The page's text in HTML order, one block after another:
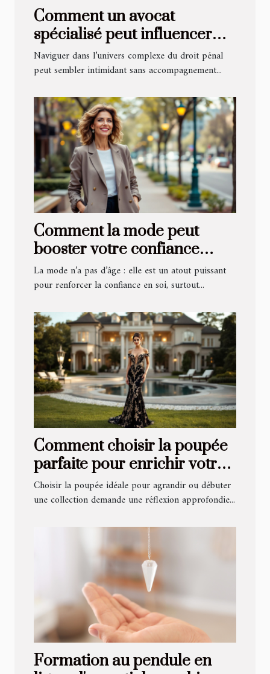
Comment un avocat
spécialisé peut influencer
l'issue de votre procès pénal
?
Naviguer dans l’univers complexe du droit pénal
peut sembler intimidant sans accompagnement...
Comment la mode peut
booster votre confiance
pour des rencontres après
50 ans
La mode n’a pas d’âge : elle est un atout puissant
pour renforcer la confiance en soi, surtout...
Comment choisir la poupée
parfaite pour enrichir votre
collection ?
Choisir la poupée idéale pour agrandir ou débuter
une collection demande une réflexion approfondie...
Formation au pendule en